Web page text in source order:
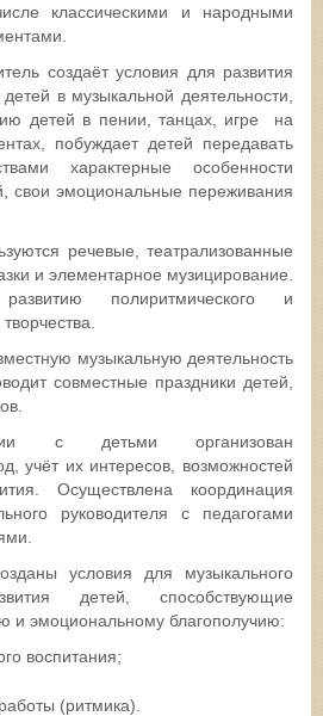
классическими и народными
создаёт условия для развития
детей в музыкальной деятельности,
детей в пении, танцах, игре на
побуждает детей передавать
характерные особенности
свои эмоциональные переживания
речевые, театрализованные
и элементарное музицирование.
полиритмического и
музыкальную деятельность
совместные праздники детей,
с детьми организован
учёт их интересов, возможностей
Осуществлена координация
руководителя с педагогами
условия для музыкального
детей, способствующие
и эмоциональному благополучию:
воспитания;
(ритмика).